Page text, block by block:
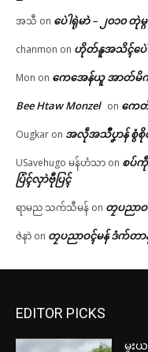
အသီ on ပေဲါရုဲမာဲ – ၂၀၁၀ တုဲမ္ဂ
chanmon on ဟိုတ်နူအသိၚ်ပေဲ
Mon on ကေအေန်ယူ အာတ်မိက်
Bee Htaw Monzel on ကေ
Ougkar on အလဵုအသဳပၞာန် စွံစို
USavehugo မန်ဟံသာ on စပ်
ပြံၚ်လှာဲဗီုပြၚ်
ရာမည သက်သီမန် on တၠပညာဝ
ဇဲနာဲ on တၠပညာဝၚ်မန် ဒံက်တာ
EDITOR PICKS
မူး